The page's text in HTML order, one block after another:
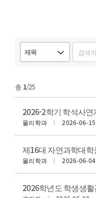
총 1/25
물리학과 2026-06-15
물리학과 2026-06-04